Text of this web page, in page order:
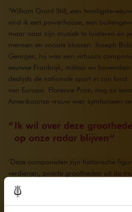
‘William Grant Still, een twintigste-
vind ik een powerhouse, een
maar naar zijn muziek te luisteren en
mensen en sociale klassen. Joseph
Georges; hij was een virtuoos
eeuwse Frankrijk, militair en
destijds de nationale sport in zijn
van Europa. Florence Price, nog zo
Amerikaanse vrouw wier symfonieën
Ik wil over deze
op onze radar blijven
‘Deze componisten zijn historische
verdienen, zwarte grootheden uit de
moeten we trots op zijn. Ik wil over
radar blijven. Het stuk geschiedenis
meedragen, het slavernijverleden, is